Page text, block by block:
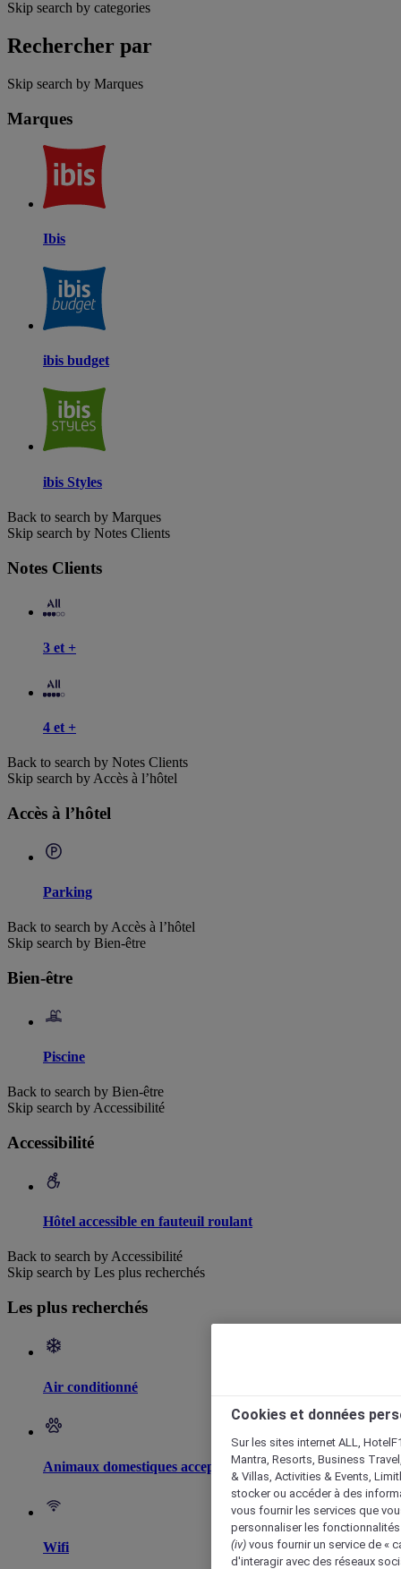
Skip search by categories
Rechercher par
Skip search by Marques
Marques
Ibis
ibis budget
ibis Styles
Back to search by Marques
Skip search by Notes Clients
Notes Clients
3 et +
4 et +
Back to search by Notes Clients
Skip search by Accès à l’hôtel
Accès à l’hôtel
Parking
Back to search by Accès à l’hôtel
Skip search by Bien-être
Bien-être
Piscine
Back to search by Bien-être
Skip search by Accessibilité
Accessibilité
Hôtel accessible en fauteuil roulant
Back to search by Accessibilité
Skip search by Les plus recherchés
Les plus recherchés
Air conditionné
Animaux domestiques acceptés
Wifi
Cookies et données
Sur les sites internet ALL,
Mantra, Resorts, Business
& Villas, Activities & Events,
stocker ou accéder à des
vous fournir les services que
personnaliser les
(iv) vous fournir un service de «
d'interagir avec des réseaux